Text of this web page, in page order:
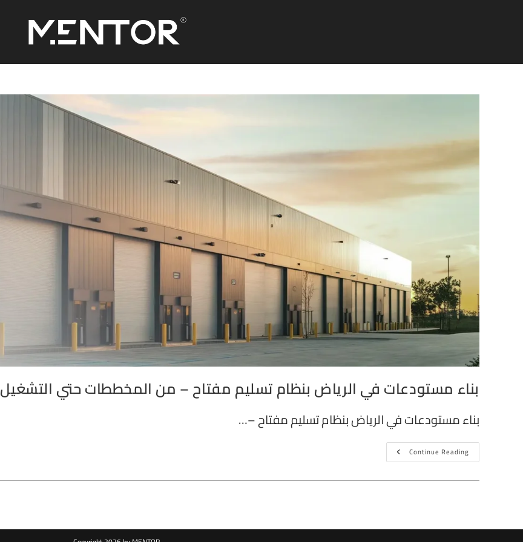
بناء مستودعات في الرياض بنظام تسليم مفتاح – من المخططات حتي التشغيل
بناء مستودعات في الرياض بنظام تسليم مفتاح –…
Continue Reading